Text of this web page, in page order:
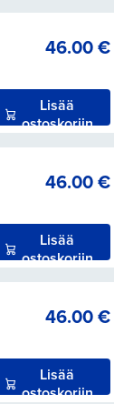
46.00€
Lisää
ostoskoriin
46.00€
Lisää
ostoskoriin
46.00€
Lisää
ostoskoriin